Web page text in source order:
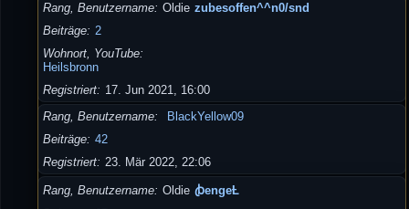
Rang, Benutzername Oldie zubesoffen^^n0/snd
Beiträge 2
Wohnort, YouTube
Heilsbronn
Registriert
17. Jun 2021, 16:00
Rang, Benutzername
BlackYellow09
Beiträge 42
Registriert 23. Mär 2022, 22:06
Rang, Benutzername Oldie ꞗengeȽ